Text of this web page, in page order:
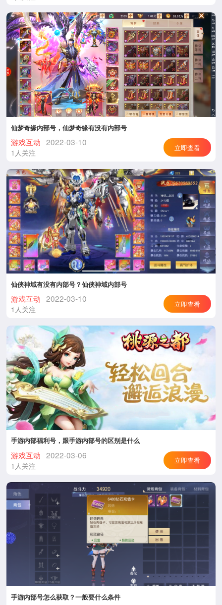
仙梦奇缘内部号，仙梦奇缘有没有内部号
游戏互动 2022-03-10
1人关注
立即查看
仙侠神域有没有内部号？仙侠神域内部号
游戏互动 2022-03-10
1人关注
立即查看
手游内部福利号，跟手游内部号的区别是什么
游戏互动 2022-03-06
1人关注
立即查看
手游内部号怎么获取？一般要什么条件